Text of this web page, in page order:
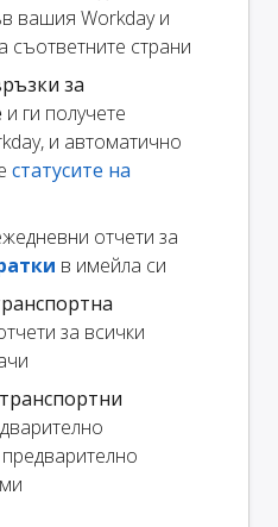
вашия Workday и
съответните страни
за
и ги получете
и автоматично
статусите на
отчети за
в имейла си
за всички